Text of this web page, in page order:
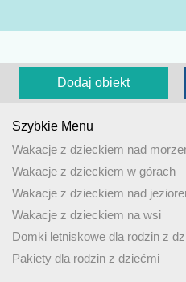
Dodaj obiekt
Szybkie Menu
Wakacje z dzieckiem nad
Wakacje z dzieckiem w górach
Wakacje z dzieckiem nad
Wakacje z dzieckiem na wsi
Domki letniskowe dla rodzin z
Pakiety dla rodzin z dziećmi